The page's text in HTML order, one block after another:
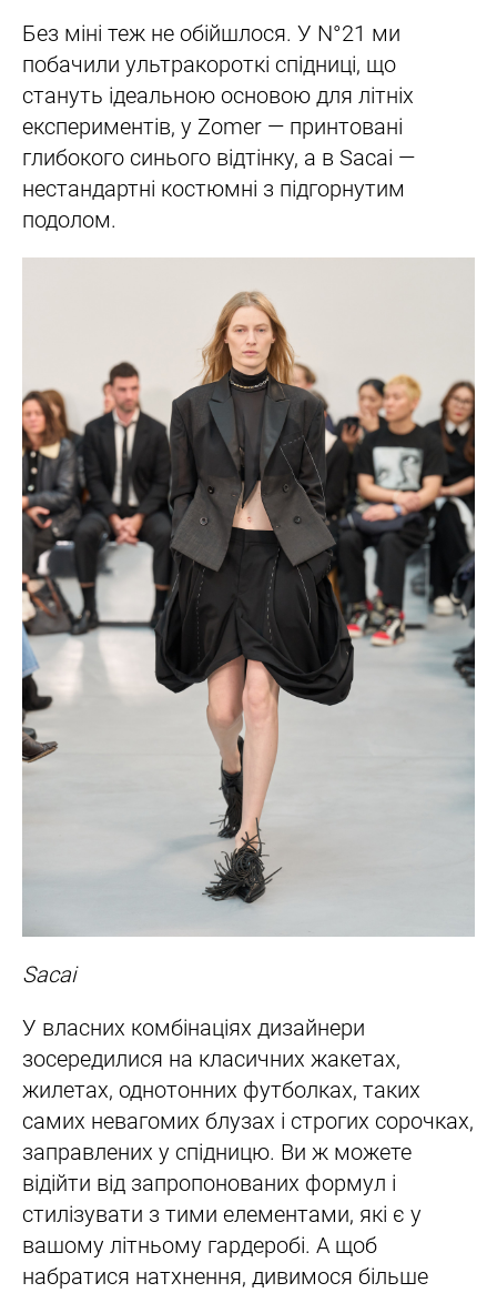
Без міні теж не обійшлося. У N°21 ми
побачили ультракороткі спідниці, що
стануть ідеальною основою для літніх
експериментів, у Zomer — принтовані
глибокого синього відтінку, а в Sacai —
нестандартні костюмні з підгорнутим
подолом.
Sacai
У власних комбінаціях дизайнери
зосередилися на класичних жакетах,
жилетах, однотонних футболках, таких
самих невагомих блузах і строгих сорочках,
заправлених у спідницю. Ви ж можете
відійти від запропонованих формул і
стилізувати з тими елементами, які є у
вашому літньому гардеробі. А щоб
набратися натхнення, дивимося більше